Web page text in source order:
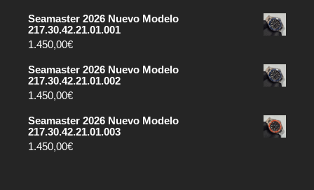
Seamaster 2026 Nuevo Modelo
217.30.42.21.01.001
1.450,00€
Seamaster 2026 Nuevo Modelo
217.30.42.21.01.002
1.450,00€
Seamaster 2026 Nuevo Modelo
217.30.42.21.01.003
1.450,00€